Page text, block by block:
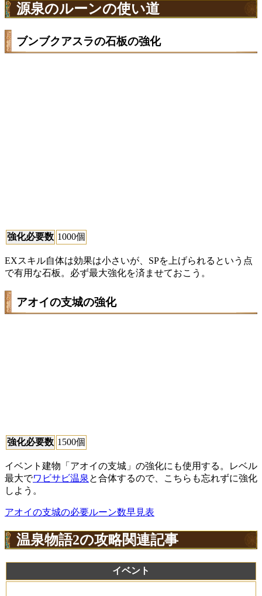
源泉のルーンの使い道
ブンブクアスラの石板の強化
強化必要数 1000個
EXスキル自体は効果は小さいが、SPを上げられるという点
で有用な石板。必ず最大強化を済ませておこう。
アオイの支城の強化
強化必要数 1500個
イベント建物「アオイの支城」の強化にも使用する。レベル
最大でワビサビ温泉 と合体するので、こちらも忘れずに強化
しよう。
アオイの支城の必要ルーン数早見表
温泉物語2の攻略関連記事
イベント